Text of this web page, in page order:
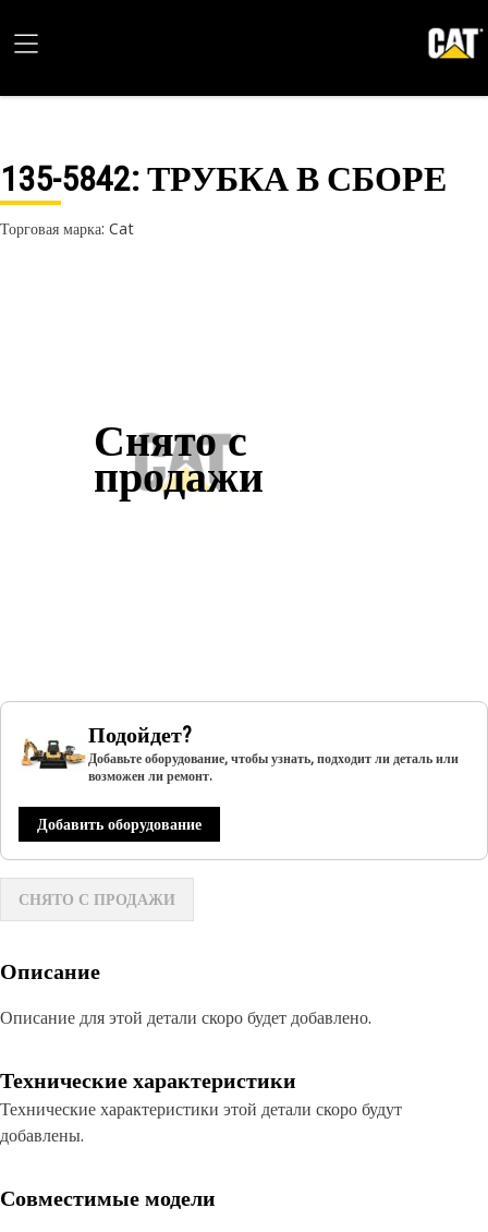
135-5842: ТРУБКА В СБОРЕ
Торговая марка: Cat
Снято с
продажи
Подойдет?
Добавьте оборудование, чтобы узнать, подходит ли деталь или
возможен ли ремонт.
Добавить оборудование
СНЯТО С ПРОДАЖИ
Описание
Описание для этой детали скоро будет добавлено.
Технические характеристики
Технические характеристики этой детали скоро будут
добавлены.
Совместимые модели